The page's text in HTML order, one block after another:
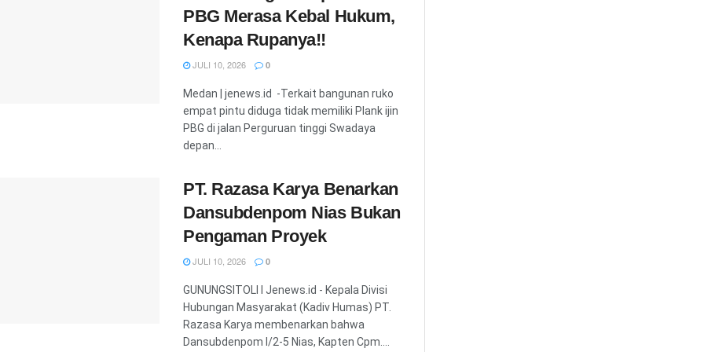
PBG Merasa Kebal Hukum,
Kenapa Rupanya!!
JULI 10, 2026 0
Medan | jenews.id -Terkait bangunan ruko
empat pintu diduga tidak memiliki Plank ijin
PBG di jalan Perguruan tinggi Swadaya
depan...
PT. Razasa Karya Benarkan
Dansubdenpom Nias Bukan
Pengaman Proyek
JULI 10, 2026 0
GUNUNGSITOLI l Jenews.id - Kepala Divisi
Hubungan Masyarakat (Kadiv Humas) PT.
Razasa Karya membenarkan bahwa
Dansubdenpom l/2-5 Nias, Kapten Cpm....